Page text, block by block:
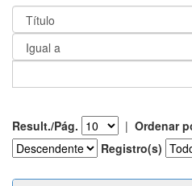
Result./Pág. | Ordenar
Registro(s)